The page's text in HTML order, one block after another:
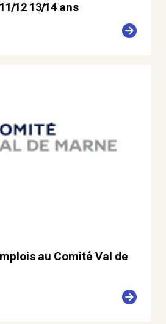
12 13/14 ans
au Comité Val de